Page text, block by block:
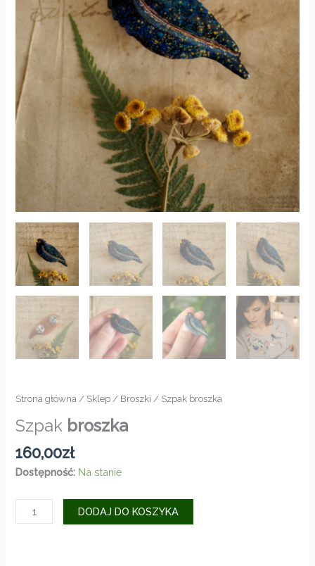
Strona główna / Sklep / Broszki / Szpak broszka
Szpak broszka
160,00zł
Dostępność: Na stanie
ilość
Szpak
DODAJ DO KOSZYKA